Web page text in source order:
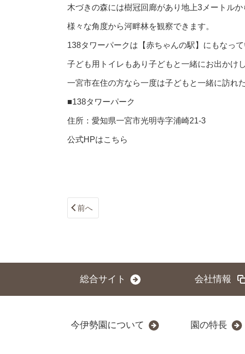
木づきの森には樹冠回廊があり地上3メートルか
様々な角度から河畔林を観察できます。
138タワーパークは 【赤ちゃんの駅】 にもなっ
子ども用トイレもあり子どもと一緒にお出かけ
一宮市在住の方なら一度は子どもと一緒に訪れ
■138タワーパーク
住所：愛知県一宮市光明寺字浦崎21-3
公式HPはこちら
前へ
総合サイト 会社情報
今伊勢園について 園の特長